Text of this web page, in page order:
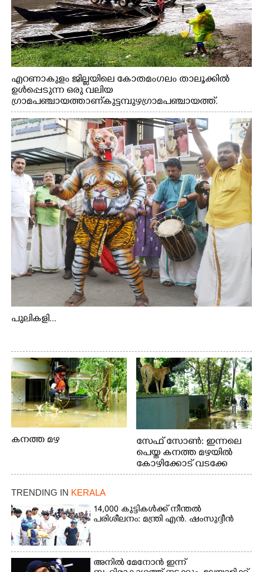
എറണാകുളം ജില്ലയിലെ കോതമംഗലം താലൂക്കിൽ
ഉൾപ്പെടുന്ന ഒരു വലിയ
ഗ്രാമപഞ്ചായത്താണ് കുട്ടമ്പുഴ ഗ്രാമ പഞ്ചായത്ത്.
ആദിവാസി ഊരുകളായ വെള്ളാരംകുത്ത്, കത്തിപ്പാറ,
ഉറിയംപെട്ടി, തേക്കല്ല്, വെട്ടിക്കല്ല്, മഞ്ചപ്പാറ എന്നീ ആറു
സ്ഥലങ്ങളിലേക്കുള്ള പ്രധാന സഞ്ചാര മാർഗമാണ് ഈ
കാണുന്ന കടത്ത് വള്ളം
പുലികളി...
കനത്ത മഴ
സേഫ് സോൺ: ഇന്നലെ
പെയ്ത കനത്ത മഴയിൽ
കോഴിക്കോട് വടക്കേ
വയലിൽ വെള്ളം
വെള്ളത്തിലൂടെ
നടന്നുവരുന്നവരെ
നായ. ഫോട്ടോ: കെ.വിശ്വജി
ത്ത്
TRENDING IN KERALA
14,000 കുട്ടികൾക്ക് നീന്തൽ
പരിശീലനം: മന്ത്രി എൻ. ഷംസുദ്ദീൻ
അനിൽ മേനോൻ ഇന്ന്